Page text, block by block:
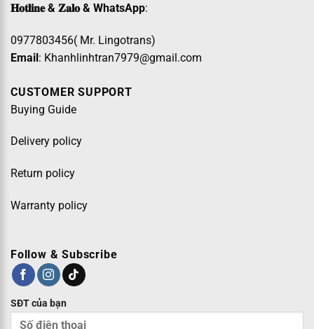
𝐇𝐨𝐭𝐥𝐢𝐧𝐞 & 𝐙𝐚𝐥𝐨 & WhatsApp:
0977803456( Mr. Lingotrans)
Email: Khanhlinhtran7979@gmail.com
CUSTOMER SUPPORT
Buying Guide
Delivery policy
Return policy
Warranty policy
Follow & Subscribe
SĐT của bạn